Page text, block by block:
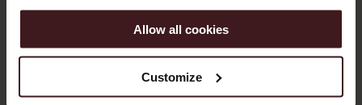
Allow all cookies
Customize
(28 kr/timme) på nedre plan – med samma bekväma läge, mitt
i city.